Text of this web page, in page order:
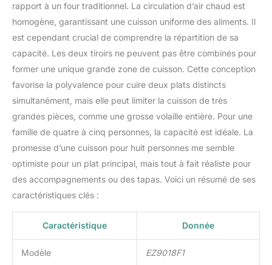
rapport à un four traditionnel. La circulation d’air chaud est
homogène, garantissant une cuisson uniforme des aliments. Il
est cependant crucial de comprendre la répartition de sa
capacité. Les deux tiroirs ne peuvent pas être combinés pour
former une unique grande zone de cuisson. Cette conception
favorise la polyvalence pour cuire deux plats distincts
simultanément, mais elle peut limiter la cuisson de très
grandes pièces, comme une grosse volaille entière. Pour une
famille de quatre à cinq personnes, la capacité est idéale. La
promesse d’une cuisson pour huit personnes me semble
optimiste pour un plat principal, mais tout à fait réaliste pour
des accompagnements ou des tapas. Voici un résumé de ses
caractéristiques clés :
Caractéristique Donnée
Modèle EZ9018F1